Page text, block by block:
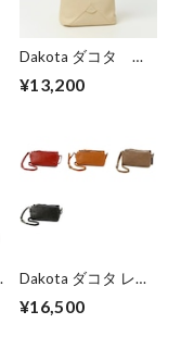
Dakota ダコタ ボ
ーバッグ 1034911
¥13,200
Dakota ダコタ レッ
ショルダーバッグ
¥16,500